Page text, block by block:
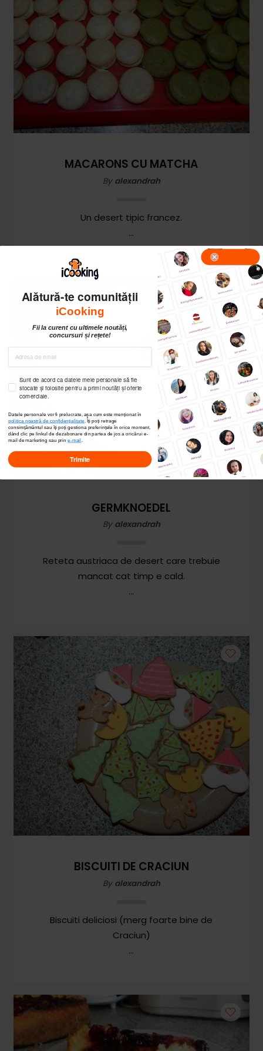
MACARONS CU MATCHA
By alexandrah
Un desert tipic francez.
GERMKNOEDEL
By alexandrah
Reteta austriaca de desert care trebuie
mancat cat timp e cald.
BISCUITI DE CRACIUN
By alexandrah
Biscuiti deliciosi (merg foarte bine de
Craciun)
Alătură-te comunității
iCooking
Fii la curent cu ultimele noutăți,
concursuri și rețete!
Sunt de acord ca datele mele personale să fie
stocate și folosite pentru a primi noutăți și oferte
comerciale.
Datele personale vor fi prelucrate, așa cum este menționat în
politica noastră de confidențialitate . Îți poți retrage
consimțământul sau îți poți gestiona preferințele în orice moment,
dând clic pe linkul de dezabonare din partea de jos a oricărui e-
mail de marketing sau prine-mail
Trimite